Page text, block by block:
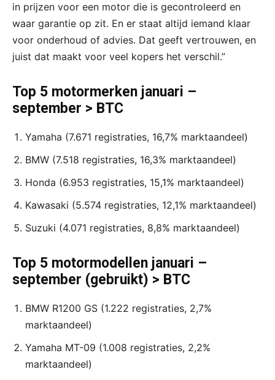
in prijzen voor een motor die is gecontroleerd en
waar garantie op zit. En er staat altijd iemand klaar
voor onderhoud of advies. Dat geeft vertrouwen, en
juist dat maakt voor veel kopers het verschil.”
Top 5 motormerken januari –
september > BTC
Yamaha (7.671 registraties, 16,7% marktaandeel)
BMW (7.518 registraties, 16,3% marktaandeel)
Honda (6.953 registraties, 15,1% marktaandeel)
Kawasaki (5.574 registraties, 12,1% marktaandeel)
Suzuki (4.071 registraties, 8,8% marktaandeel)
Top 5 motormodellen januari –
september (gebruikt) > BTC
BMW R1200 GS (1.222 registraties, 2,7%
marktaandeel)
Yamaha MT-09 (1.008 registraties, 2,2%
marktaandeel)